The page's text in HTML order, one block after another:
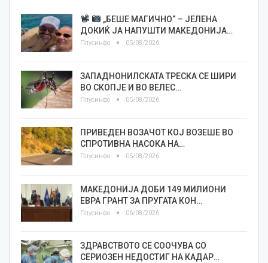
„БЕШЕ МАГИЧНО“ – ЈЕЛЕНА
ДОКИЌ ЈА НАПУШТИ МАКЕДОНИЈА…
Плусинфо 05/08/2026
ЗАПАДНОНИЛСКАТА ТРЕСКА СЕ ШИРИ
ВО СКОПЈЕ И ВО ВЕЛЕС…
Плусинфо 05/08/2026
ПРИВЕДЕН ВОЗАЧОТ КОЈ ВОЗЕШЕ ВО
СПРОТИВНА НАСОКА НА…
Плусинфо 05/08/2026
МАКЕДОНИЈА ДОБИ 149 МИЛИОНИ
ЕВРА ГРАНТ ЗА ПРУГАТА КОН…
Плусинфо 06/08/2026
ЗДРАВСТВОТО СЕ СООЧУВА СО
СЕРИОЗЕН НЕДОСТИГ НА КАДАР…